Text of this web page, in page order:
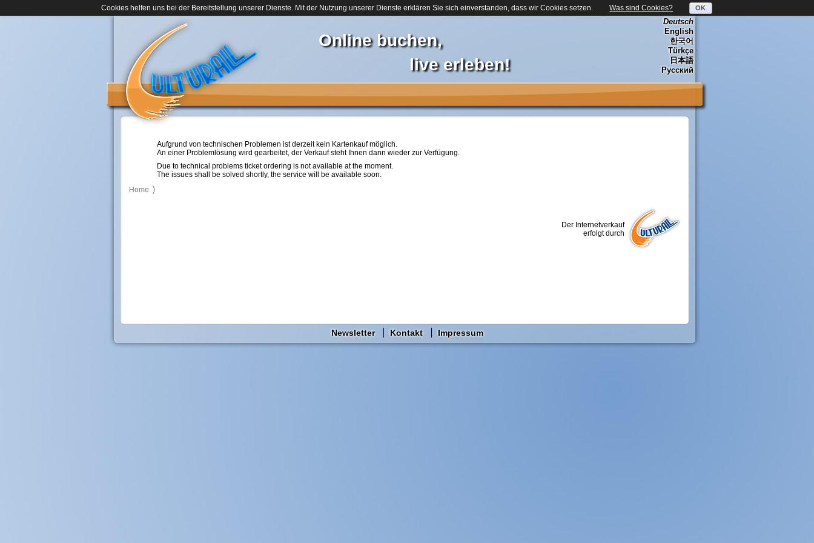
Cookies helfen uns bei der Bereitstellung unserer Dienste. Mit der Nutzung unserer Dienste erklären Sie sich einverstanden, dass wir Cookies setzen. Was sind Cookies? OK
Online buchen,
live erleben!
Deutsch
English
한국어
Türkçe
日本語
Русский
Aufgrund von technischen Problemen ist derzeit kein Kartenkauf möglich.
An einer Problemlösung wird gearbeitet, der Verkauf steht Ihnen dann wieder zur Verfügung.
Due to technical problems ticket ordering is not available at the moment.
The issues shall be solved shortly, the service will be available soon.
Home
Der Internetverkauf
erfolgt durch
Newsletter Kontakt Impressum